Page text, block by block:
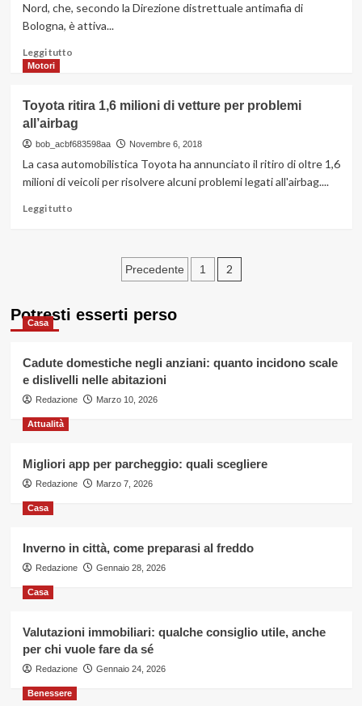
e
verdura:
low
cost
Nord, che, secondo la Direzione distrettuale antimafia di
Bologna, è attiva...
Leggi tuttoLeggi
Si
è
concluso
processo
Motori
Toyota ritira 1,6 milioni di vetture per problemi
all’airbag
bob_acbf683598aa Novembre 6, 2018
La casa automobilistica Toyota ha annunciato il ritiro di oltre 1,6
milioni di veicoli per risolvere alcuni problemi legati all'airbag....
Leggi tuttoLeggi
milioni
per
problemi
Paginazione
articoli
Precedente 1 2
Potresti esserti perso
Casa
Cadute domestiche negli anziani: quanto incidono scale
e dislivelli nelle abitazioni
Redazione Marzo 10, 2026
Attualità
Migliori app per parcheggio: quali scegliere
Redazione Marzo 7, 2026
Casa
Inverno in città, come preparasi al freddo
Redazione Gennaio 28, 2026
Casa
Valutazioni immobiliari: qualche consiglio utile, anche
per chi vuole fare da sé
Redazione Gennaio 24, 2026
Benessere